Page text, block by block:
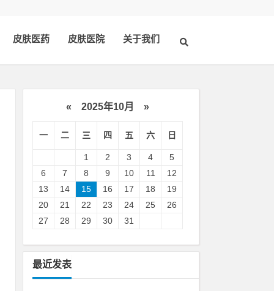
皮肤医药 皮肤医院 关于我们
« 2025年10月 »
一 二 三 四 五 六 日
1 2 3 4
5
6
7 8 9 10 11
12
13
14 15 16 17 18
19
20
21 22 23 24 25
26
27
28 29 30 31
最近发表